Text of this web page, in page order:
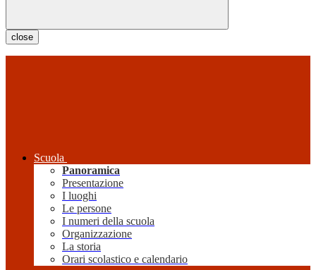
close
Scuola
Panoramica
Presentazione
I luoghi
Le persone
I numeri della scuola
Organizzazione
La storia
Orari scolastico e calendario